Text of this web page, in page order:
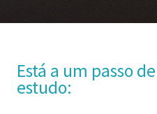
Está a um passo
estudo: